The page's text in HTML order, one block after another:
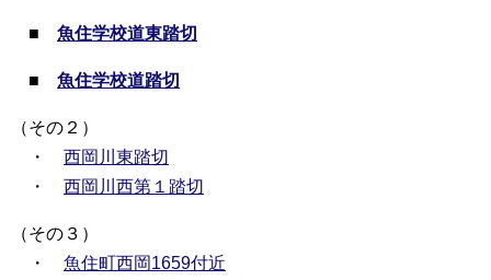
■ 魚住学校道東踏切
■ 魚住学校道踏切
（その２）
・ 西岡川東踏切
・ 西岡川西第１踏切
（その３）
・ 魚住町西岡1659付近